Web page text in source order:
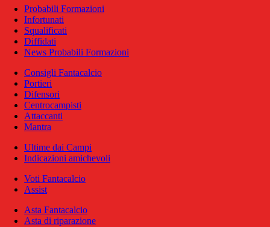
Probabili Formazioni
Infortunati
Squalificati
Diffidati
News Probabili Formazioni
Consigli Fantacalcio
Portieri
Difensori
Centrocampisti
Attaccanti
Mantra
Ultime dai Campi
Indicazioni amichevoli
Voti Fantacalcio
Assist
Asta Fantacalcio
Asta di riparazione